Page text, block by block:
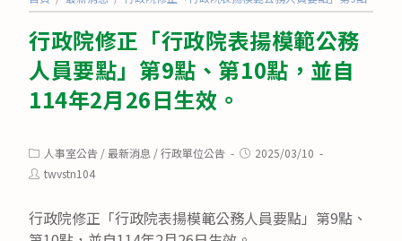
行政院修正「行政院表揚模範公務
人員要點」第9點、第10點，並自
114年2月26日生效。
Post
category:
人事室公告 /最新消息 /行政單位公告
Post2025/03/10
Posttwvstn104
行政院修正「行政院表揚模範公務人員要點」第9點、